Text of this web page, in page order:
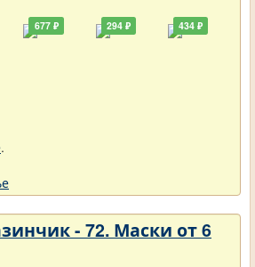
677 ₽ 294 ₽ 434 ₽
.
- 72. Маски от 6